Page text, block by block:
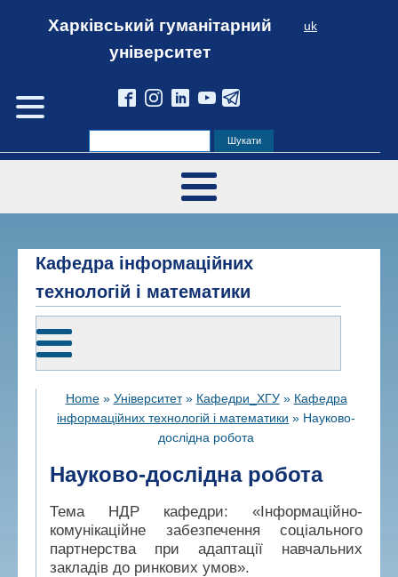
Харківський гуманітарний
університет
uk
Кафедра інформаційних
технологій і математики
Home» Університет» Кафедри_ХГУ» Кафедра
інформаційних технологій і математики » Науково-
дослідна робота
Науково-дослідна робота
Тема НДР кафедри: «Інформаційно-
комунікаційне забезпечення соціального
партнерства при адаптації навчальних
закладів до ринкових умов».